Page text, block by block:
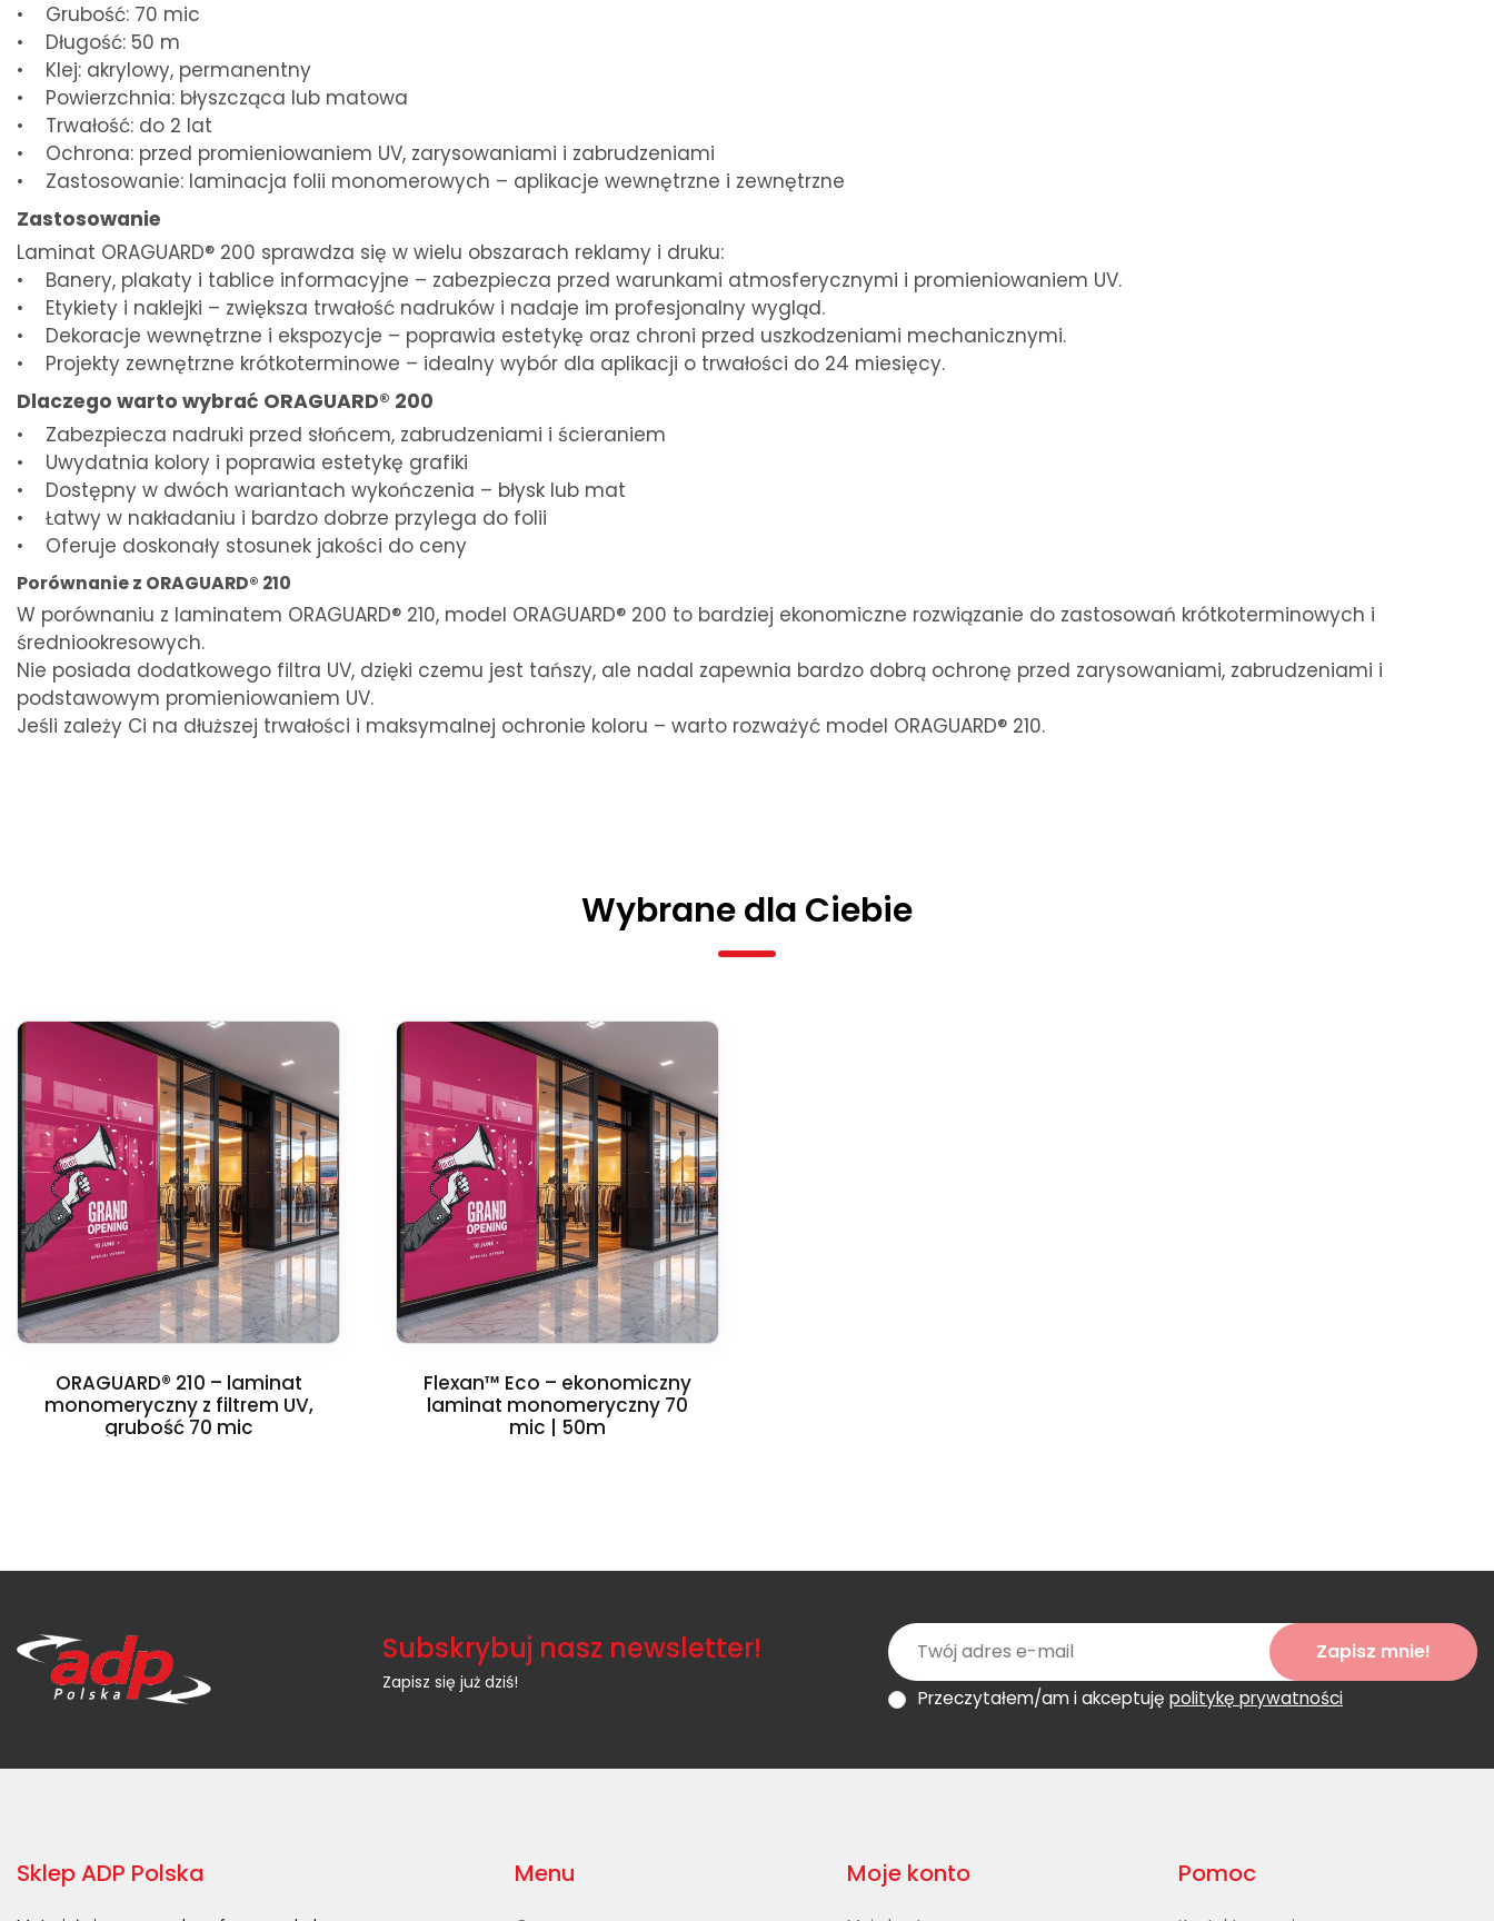
• Grubość: 70 mic
• Długość: 50 m
• Klej: akrylowy, permanentny
• Powierzchnia: błyszcząca lub matowa
• Trwałość: do 2 lat
• Ochrona: przed promieniowaniem UV, zarysowaniami i zabrudzeniami
• Zastosowanie: laminacja folii monomerowych – aplikacje wewnętrzne i zewnętrzne
Zastosowanie
Laminat ORAGUARD® 200 sprawdza się w wielu obszarach reklamy i druku:
• Banery, plakaty i tablice informacyjne – zabezpiecza przed warunkami atmosferycznymi i promieniowaniem UV.
• Etykiety i naklejki – zwiększa trwałość nadruków i nadaje im profesjonalny wygląd.
• Dekoracje wewnętrzne i ekspozycje – poprawia estetykę oraz chroni przed uszkodzeniami mechanicznymi.
• Projekty zewnętrzne krótkoterminowe – idealny wybór dla aplikacji o trwałości do 24 miesięcy.
Dlaczego warto wybrać ORAGUARD® 200
• Zabezpiecza nadruki przed słońcem, zabrudzeniami i ścieraniem
• Uwydatnia kolory i poprawia estetykę grafiki
• Dostępny w dwóch wariantach wykończenia – błysk lub mat
• Łatwy w nakładaniu i bardzo dobrze przylega do folii
• Oferuje doskonały stosunek jakości do ceny
Porównanie z ORAGUARD® 210
W porównaniu z laminatem ORAGUARD® 210, model ORAGUARD® 200 to bardziej ekonomiczne rozwiązanie do zastosowań krótkoterminowych i
średniookresowych.
Nie posiada dodatkowego filtra UV, dzięki czemu jest tańszy, ale nadal zapewnia bardzo dobrą ochronę przed zarysowaniami, zabrudzeniami i
podstawowym promieniowaniem UV.
Jeśli zależy Ci na dłuższej trwałości i maksymalnej ochronie koloru – warto rozważyć model ORAGUARD® 210.
Wybrane dla Ciebie
ORAGUARD® 210 – laminat
monomeryczny z filtrem UV,
grubość 70 mic
Flexan™ Eco – ekonomiczny
laminat monomeryczny 70
mic | 50m
Subskrybuj nasz newsletter!
Zapisz się już dziś!
Zapisz mnie!
Przeczytałem/am i akceptuję politykę prywatności
Sklep ADP Polska Menu Moje konto Pomoc